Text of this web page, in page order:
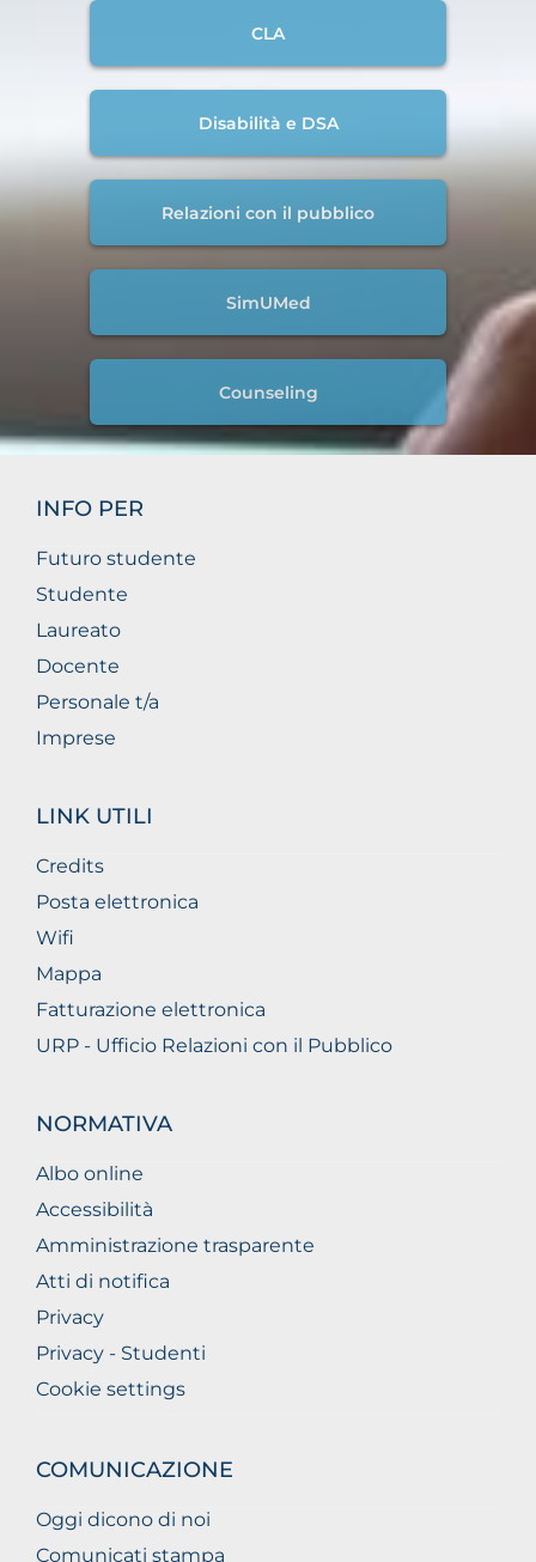
CLA
Disabilità e DSA
Relazioni con il pubblico
SimUMed
Counseling
INFO PER
Futuro studente
Studente
Laureato
Docente
Personale t/a
Imprese
LINK UTILI
Credits
Posta elettronica
Wifi
Mappa
Fatturazione elettronica
URP - Ufficio Relazioni con il Pubblico
NORMATIVA
Albo online
Accessibilità
Amministrazione trasparente
Atti di notifica
Privacy
Privacy - Studenti
Cookie settings
COMUNICAZIONE
Oggi dicono di noi
Comunicati stampa